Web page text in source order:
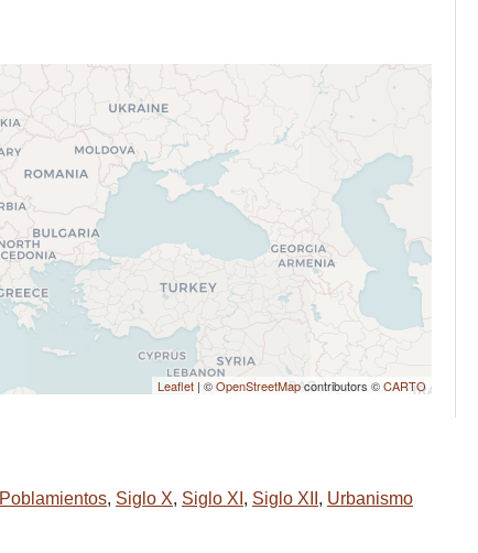
Leaflet | ©OpenStreetMapcontributors ©CARTO
Poblamientos, Siglo X, Siglo XI , Siglo XII , Urbanismo